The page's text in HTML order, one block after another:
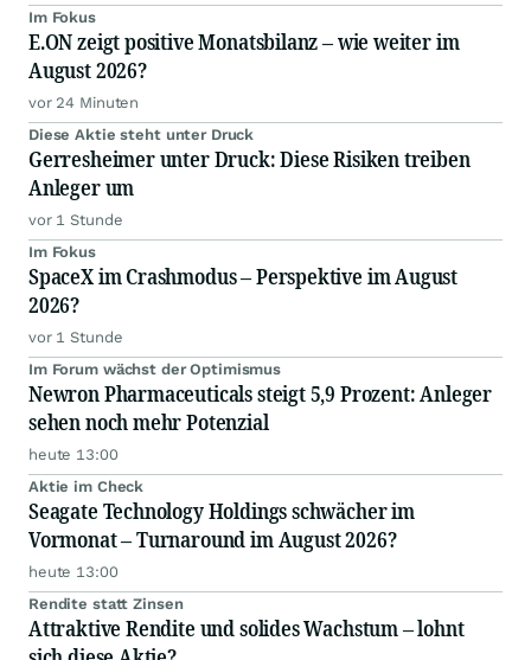
Im Fokus
E.ON zeigt positive Monatsbilanz – wie weiter im
August 2026?
vor 24 Minuten
Diese Aktie steht unter Druck
Gerresheimer unter Druck: Diese Risiken treiben
Anleger um
vor 1 Stunde
Im Fokus
SpaceX im Crashmodus – Perspektive im August
2026?
vor 1 Stunde
Im Forum wächst der Optimismus
Newron Pharmaceuticals steigt 5,9 Prozent: Anleger
sehen noch mehr Potenzial
heute 13:00
Aktie im Check
Seagate Technology Holdings schwächer im
Vormonat – Turnaround im August 2026?
heute 13:00
Rendite statt Zinsen
Attraktive Rendite und solides Wachstum – lohnt